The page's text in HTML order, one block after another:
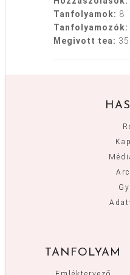
Tanfolyamok: 8
Tanfolyamozók:
Megivott tea:
TANFOLYAM